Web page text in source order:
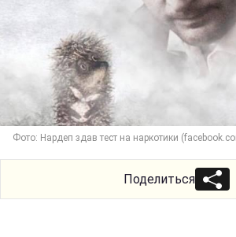
Фото: Нардеп здав тест на наркотики
Поделиться